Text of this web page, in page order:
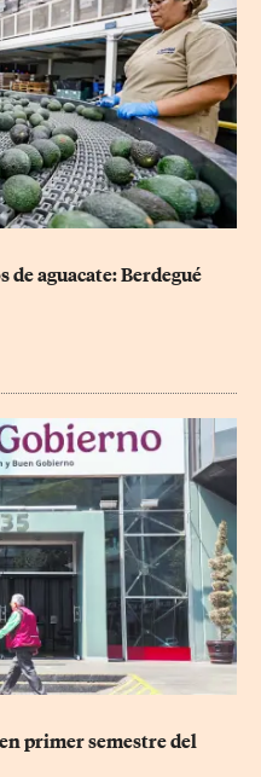
de aguacate: Berdegué
primer semestre del